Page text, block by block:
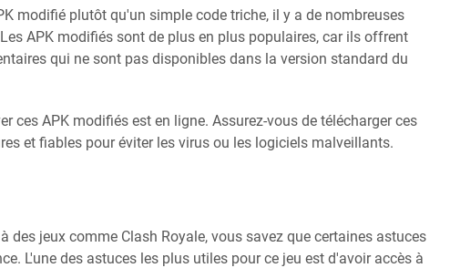
modifié plutôt qu'un simple code triche, il y a de nombreuses
APK modifiés sont de plus en plus populaires, car ils offrent
qui ne sont pas disponibles dans la version standard du
ces APK modifiés est en ligne. Assurez-vous de télécharger ces
et fiables pour éviter les virus ou les logiciels malveillants.
des jeux comme Clash Royale, vous savez que certaines astuces
L'une des astuces les plus utiles pour ce jeu est d'avoir accès à